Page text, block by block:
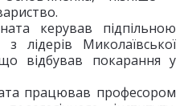
керував підпільною
лідерів Миколаївської
відбував покарання у
працював професором